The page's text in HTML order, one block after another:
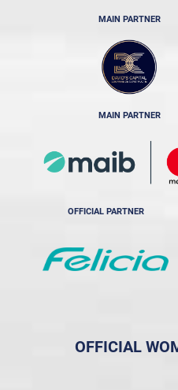
MAIN PARTNER
MAIN PARTNER
OFFICIAL PARTNER
OFFICIAL